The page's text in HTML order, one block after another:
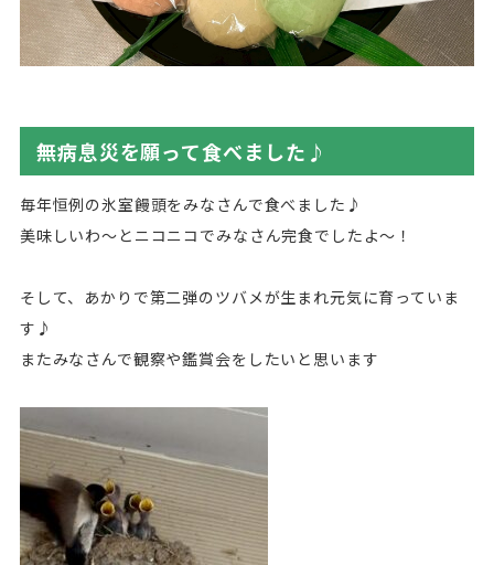
無病息災を願って食べました♪
毎年恒例の氷室饅頭をみなさんで食べました♪
美味しいわ～とニコニコでみなさん完食でしたよ～！
そして、あかりで第二弾のツバメが生まれ元気に育っていま
す♪
またみなさんで観察や鑑賞会をしたいと思います